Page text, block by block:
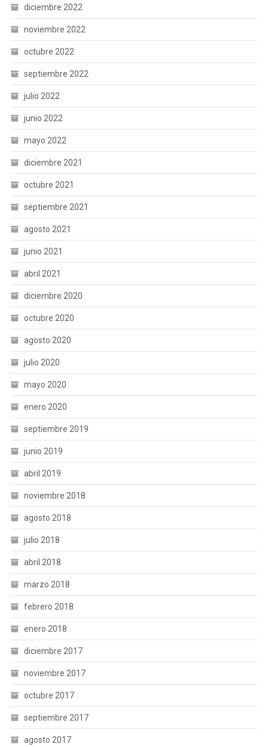
diciembre 2022
noviembre 2022
octubre 2022
septiembre 2022
julio 2022
junio 2022
mayo 2022
diciembre 2021
octubre 2021
septiembre 2021
agosto 2021
junio 2021
abril 2021
diciembre 2020
octubre 2020
agosto 2020
julio 2020
mayo 2020
enero 2020
septiembre 2019
junio 2019
abril 2019
noviembre 2018
agosto 2018
julio 2018
abril 2018
marzo 2018
febrero 2018
enero 2018
diciembre 2017
noviembre 2017
octubre 2017
septiembre 2017
agosto 2017